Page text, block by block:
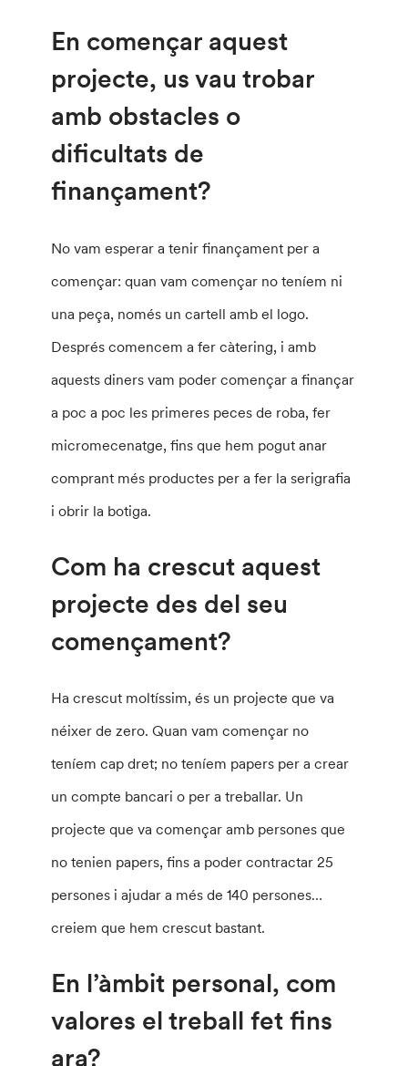
En començar aquest
projecte, us vau trobar
amb obstacles o
dificultats de
finançament?
No vam esperar a tenir finançament per a
començar: quan vam començar no teníem ni
una peça, només un cartell amb el logo.
Després comencem a fer càtering, i amb
aquests diners vam poder començar a finançar
a poc a poc les primeres peces de roba, fer
micromecenatge, fins que hem pogut anar
comprant més productes per a fer la serigrafia
i obrir la botiga.
Com ha crescut aquest
projecte des del seu
començament?
Ha crescut moltíssim, és un projecte que va
néixer de zero. Quan vam començar no
teníem cap dret; no teníem papers per a crear
un compte bancari o per a treballar. Un
projecte que va començar amb persones que
no tenien papers, fins a poder contractar 25
persones i ajudar a més de 140 persones…
creiem que hem crescut bastant.
En l’àmbit personal, com
valores el treball fet fins
ara?